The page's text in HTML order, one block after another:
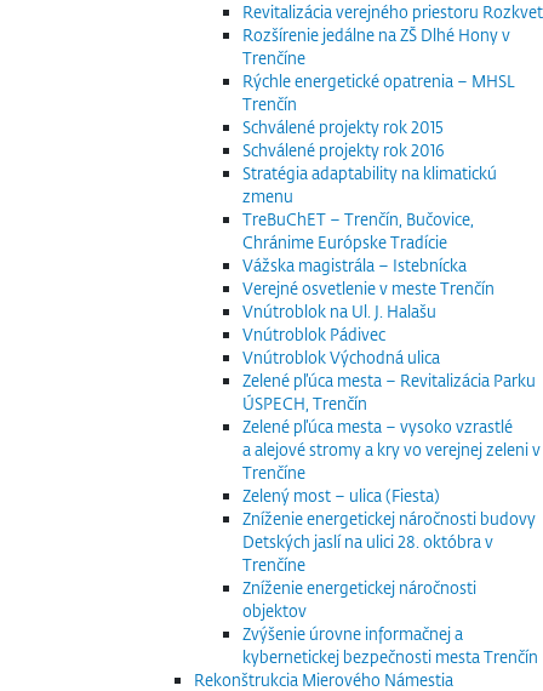
Revitalizácia verejného priestoru Rozkvet
Rozšírenie jedálne na ZŠ Dlhé Hony v
Trenčíne
Rýchle energetické opatrenia – MHSL
Trenčín
Schválené projekty rok 2015
Schválené projekty rok 2016
Stratégia adaptability na klimatickú
zmenu
TreBuChET – Trenčín, Bučovice,
Chránime Európske Tradície
Vážska magistrála – Istebnícka
Verejné osvetlenie v meste Trenčín
Vnútroblok na Ul. J. Halašu
Vnútroblok Pádivec
Vnútroblok Východná ulica
Zelené pľúca mesta – Revitalizácia Parku
ÚSPECH, Trenčín
Zelené pľúca mesta – vysoko vzrastlé
a alejové stromy a kry vo verejnej zeleni v
Trenčíne
Zelený most – ulica (Fiesta)
Zníženie energetickej náročnosti budovy
Detských jaslí na ulici 28. októbra v
Trenčíne
Zníženie energetickej náročnosti
objektov
Zvýšenie úrovne informačnej a
kybernetickej bezpečnosti mesta Trenčín
Rekonštrukcia Mierového Námestia